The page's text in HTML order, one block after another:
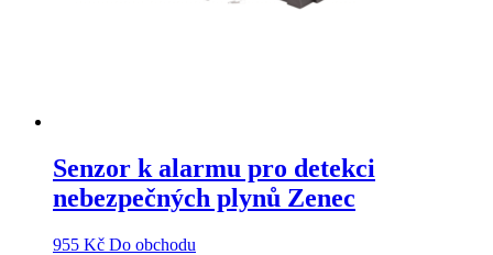
Senzor k alarmu pro detekci
nebezpečných plynů Zenec
955 Kč Do obchodu